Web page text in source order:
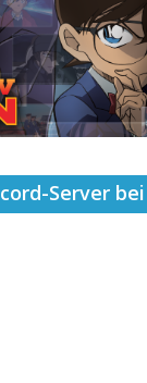
Server bei